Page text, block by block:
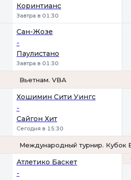
Коринтианс
Завтра в 01:30
Сан-Жозе
-
Паулистано
Завтра в 01:30
Вьетнам. VBA
Хошимин Сити Уингс
-
Сайгон Хит
Сегодня в 15:30
Международный турнир. Кубок
Атлетико Баскет
-